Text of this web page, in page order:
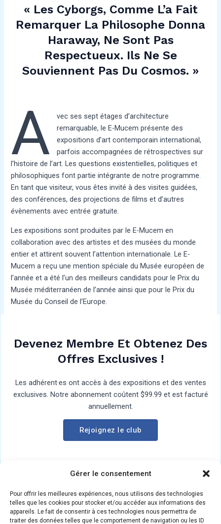
Gérer le consentement
Pour offrir les meilleures expériences, nous utilisons des technologies
telles que les cookies pour stocker et/ou accéder aux informations des
appareils. Le fait de consentir à ces technologies nous permettra de
traiter des données telles que le comportement de navigation ou les ID
« Les Cyborgs, Comme L’a Fait
Remarquer La Philosophe Donna
Haraway, Ne Sont Pas
Respectueux. Ils Ne Se
Souviennent Pas Du Cosmos. »
A
vec ses sept étages d’architecture
remarquable, le E-Mucem présente des
expositions d’art contemporain international,
parfois accompagnées de rétrospectives sur
l’histoire de l’art. Les questions existentielles, politiques et
philosophiques font partie intégrante de notre programme.
En tant que visiteur, vous êtes invité à des visites guidées,
des conférences, des projections de films et d’autres
évènements avec entrée gratuite.
Les expositions sont produites par le E-Mucem en
collaboration avec des artistes et des musées du monde
entier et attirent souvent l’attention internationale. Le E-
Mucem a reçu une mention spéciale du Musée européen de
l’année et a été l’un des meilleurs candidats pour le Prix du
Musée méditerranéen de l’année ainsi que pour le Prix du
Musée du Conseil de l’Europe.
Devenez Membre Et Obtenez Des
Offres Exclusives !
Les adhérent·es ont accès à des expositions et des ventes
exclusives. Notre abonnement coûtent $99.99 et est facturé
annuellement.
Rejoignez le club